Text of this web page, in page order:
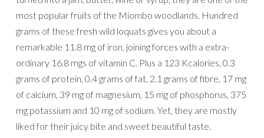
most popular fruits of the Miombo woodlands. Hundred
grams of these fresh wild loquats gives you about a
remarkable 11.8 mg of iron, joining forces with a extra-
ordinary 16.8 mgs of vitamin C. Plus a 123 Kcalories, 0.3
grams of protein, 0.4 grams of fat, 2.1 grams of fibre, 17 mg
of calcium, 39 mg of magnesium, 15 mg of phosphorus, 375
mg potassium and 10 mg of sodium. Yet, they are mostly
liked for their juicy bite and sweet beautiful taste.